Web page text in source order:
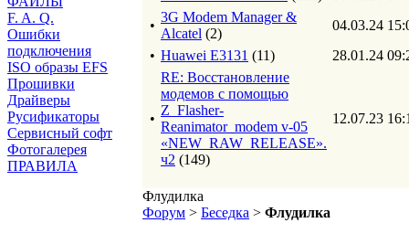
F. A. Q.
Ошибки
подключения
ISO образы EFS
Прошивки
Драйверы
Русификаторы
Сервисный софт
Фотогалерея
ПРАВИЛА
•
3G Modem Manager &
Alcatel (2)
04.03.24
• Huawei E3131 (11) 28.01.24
•
RE: Восстановление
модемов с помощью
Z_Flasher-
Reanimator_modem v-05
«NEW_RAW_RELEASE».
ч2 (149)
12.07.23
Флудилка
Форум > Беседка > Флудилка